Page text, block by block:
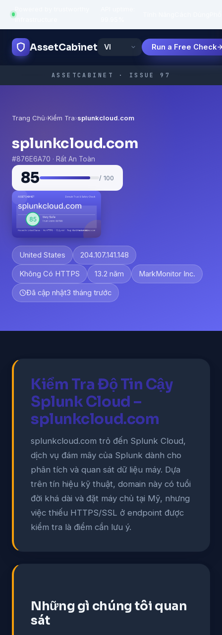
infrastructure
AssetCabinet Run a Free Check
ASSETCABINET · ISSUE 97
Trang Chủ›Kiểm Tra›splunkcloud.com
splunkcloud.com
#876E6A70 · Rất An Toàn
85 / 100
United States 204.107.141.148
Không Có HTTPS 13.2 năm MarkMonitor Inc.
Đã cập nhật3 tháng trước
Kiểm Tra Độ Tin Cậy
Splunk Cloud –
splunkcloud.com
splunkcloud.com trỏ đến Splunk Cloud,
dịch vụ đám mây của Splunk dành cho
phân tích và quan sát dữ liệu máy. Dựa
trên tín hiệu kỹ thuật, domain này có tuổi
đời khá dài và đặt máy chủ tại Mỹ, nhưng
việc thiếu HTTPS/SSL ở endpoint được
kiểm tra là điểm cần lưu ý.
Những gì chúng tôi quan
sát